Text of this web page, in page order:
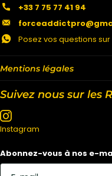
Mentions légales
+33 7 75 77 41 94
Posez vos questions sur
Suivez nous sur les
Instagram
Abonnez-vous à nos e-